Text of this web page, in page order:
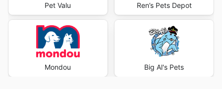
Pet Valu
Mondou
Ren’s Pets Depot
Big Al's Pets